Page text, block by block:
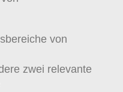
von
zwei relevante